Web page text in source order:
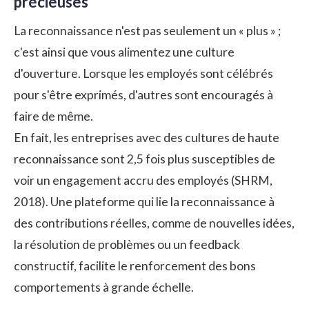
La reconnaissance n'est pas seulement un « plus » ;
c'est ainsi que vous alimentez une culture
d'ouverture. Lorsque les employés sont célébrés
pour s'être exprimés, d'autres sont encouragés à
faire de même.
En fait, les entreprises avec des cultures de haute
reconnaissance sont 2,5 fois plus susceptibles de
voir un engagement accru des employés (SHRM,
2018). Une plateforme qui lie la reconnaissance à
des contributions réelles, comme de nouvelles idées,
la résolution de problèmes ou un feedback
constructif, facilite le renforcement des bons
comportements à grande échelle.